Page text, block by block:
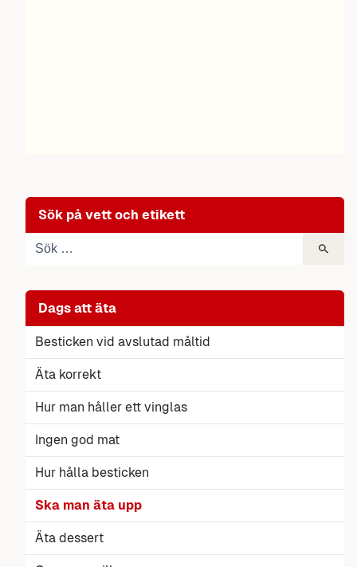
Sök på vett och etikett
Dags att äta
Besticken vid avslutad måltid
Äta korrekt
Hur man håller ett vinglas
Ingen god mat
Hur hålla besticken
Ska man äta upp
Äta dessert